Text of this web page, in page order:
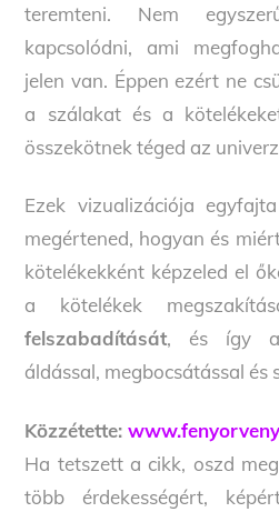
teremteni. Nem
kapcsolódni, ami
jelen van. Éppen ezért ne
a szálakat és a
összekötnek téged az
Ezek vizualizációja egyfajta
megértened, hogyan és
kötelékekként képzeled el
a kötelékek
felszabadítását, és így
áldással, megbocsátással és
Közzétette:
Ha tetszett a cikk, oszd
több érdekességért,